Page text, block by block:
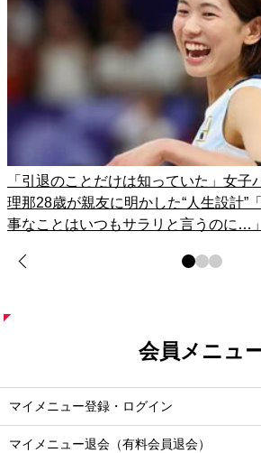
「引退のことだけは知っていた」女子
理那28歳が親友に明かした“人生設計”
事なことはいつもサラリと言うのに…」
会員メニュ
マイメニュー登録・ログイン
マイメニュー退会（有料会員退会）